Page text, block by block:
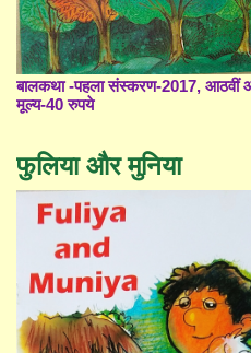
बालकथा -पहला संस्करण-2017, आठवीं
मूल्य-40 रुपये
फुलिया और मुनिया